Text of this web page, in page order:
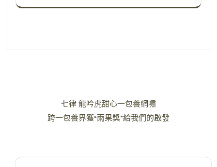
七律 龍吟虎甜心一包養網嘯
跨一包養界獲“雨果獎”給我們的啟發